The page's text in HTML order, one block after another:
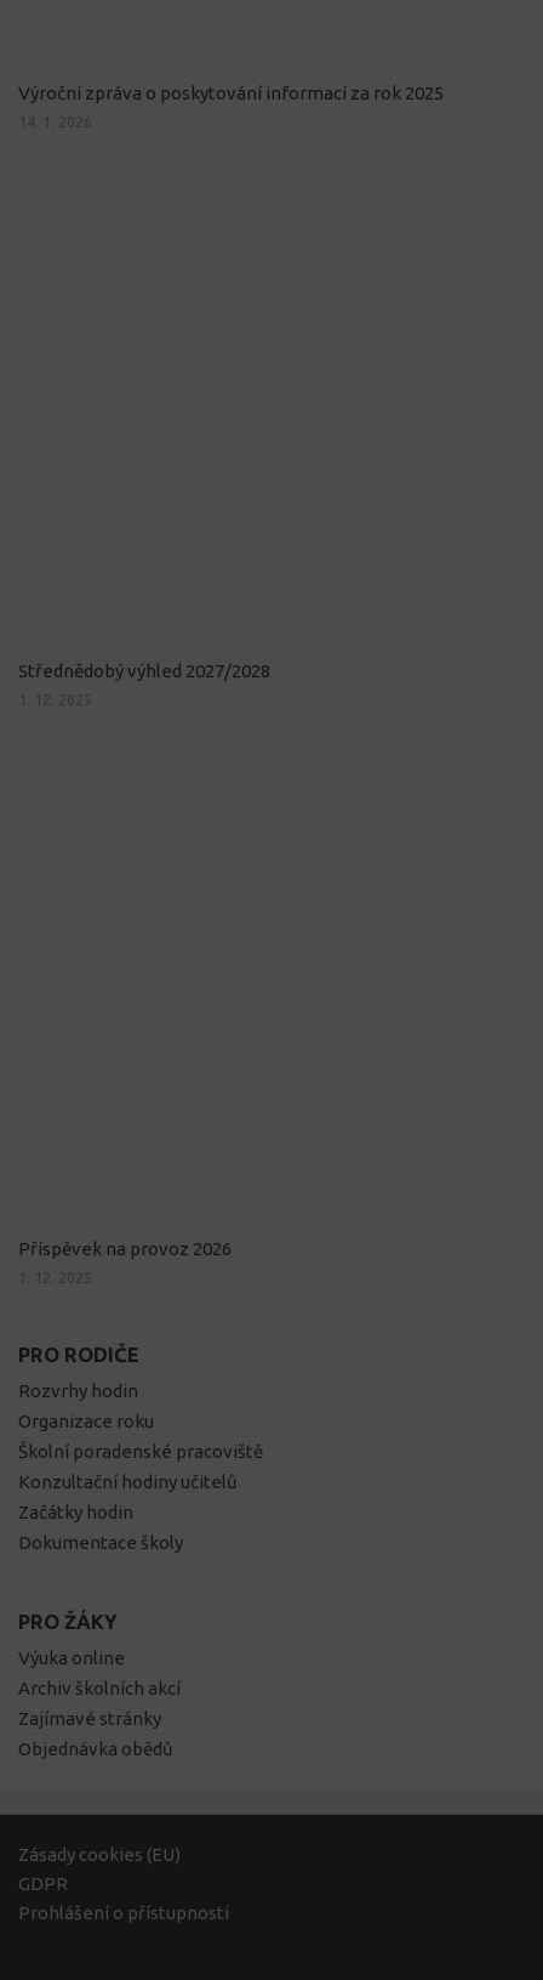
Výroční zpráva o poskytování informací za rok 2025
14. 1. 2026
Střednědobý výhled 2027/2028
1. 12. 2025
Příspěvek na provoz 2026
1. 12. 2025
PRO RODIČE
Rozvrhy hodin
Organizace roku
Školní poradenské pracoviště
Konzultační hodiny učitelů
Začátky hodin
Dokumentace školy
PRO ŽÁKY
Výuka online
Archiv školních akcí
Zajímavé stránky
Objednávka obědů
Zásady cookies (EU)
GDPR
Prohlášení o přístupnosti